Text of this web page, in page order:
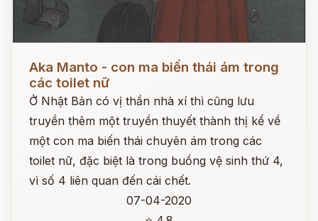
Aka Manto - con ma biến thái ám trong
các toilet nữ
Ở Nhật Bản có vị thần nhà xí thì cũng lưu
truyền thêm một truyền thuyết thành thị kể về
một con ma biến thái chuyên ám trong các
toilet nữ, đặc biệt là trong buồng vệ sinh thứ 4,
vì số 4 liên quan đến cái chết.
07-04-2020